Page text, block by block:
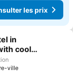
les prix
favoris
in
cool
ville